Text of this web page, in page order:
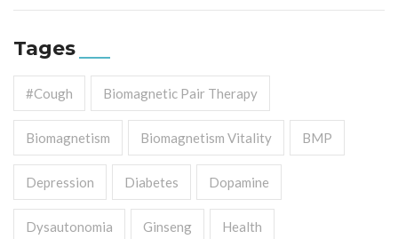
Tages
#cough Biomagnetic Pair Therapy
Biomagnetism Biomagnetism Vitality BMP
Depression Diabetes Dopamine
Dysautonomia Ginseng Health